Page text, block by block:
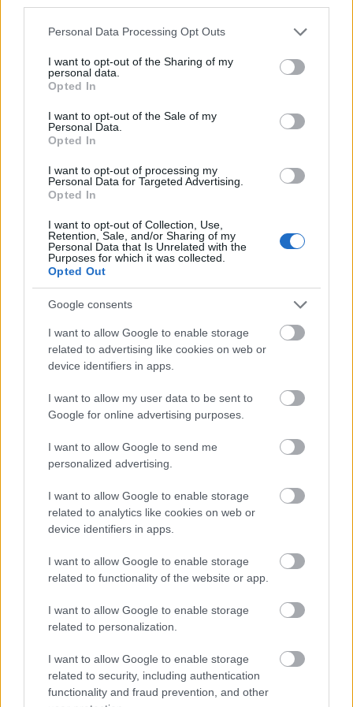
Please note that this website/app uses one or more Google
not limited to your visit or usage behaviour. You may click to
grant or deny consent to Google and its third-party tags to
use your data for below specified purposes in below Google
consent section.
Personal Data Processing Opt Outs
I want to opt-out of the Sharing of my
personal data.
Opted In
I want to opt-out of the Sale of my
Personal Data.
Opted In
I want to opt-out of processing my
Personal Data for Targeted Advertising.
Opted In
I want to opt-out of Collection, Use,
Retention, Sale, and/or Sharing of my
Personal Data that Is Unrelated with the
Purposes for which it was collected.
Opted Out
Google consents
I want to allow Google to enable storage
related to advertising like cookies on web or
device identifiers in apps.
I want to allow my user data to be sent to
Google for online advertising purposes.
I want to allow Google to send me
personalized advertising.
I want to allow Google to enable storage
related to analytics like cookies on web or
device identifiers in apps.
I want to allow Google to enable storage
related to functionality of the website or app.
I want to allow Google to enable storage
related to personalization.
I want to allow Google to enable storage
related to security, including authentication
functionality and fraud prevention, and other
György filmrendező vezetésével.
Életem legrosszabb napja (2017)
filmvetítés
2018. február 25. 19:00
Operatőr: Molnár István Zsolt
Szereplők:
Gabriella, Marczin István Bence, Kelemen
István, Szabó Elemér, Fóris Judit, Sőreghy
Ágnes, Nyitrai Illés, Burai Árpád, Jámbor
Katalin
Film Trafó Kortárs
ÁTADTÁK A KIS FEKETE PÁLYÁZAT DÍJAIT
SZEMBE MERSZ NÉZNI AZZAL, AKIVÉ